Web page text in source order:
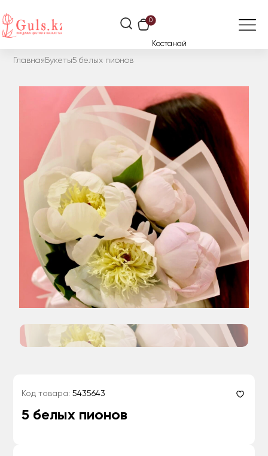
0
Костанай
Главная Букеты5 белых пионов
Код товара: 5435643
5 белых пионов